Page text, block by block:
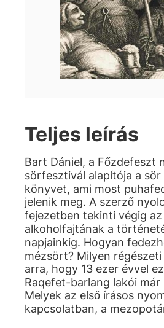
Teljes leírás
Bart Dániel, a Főzdefeszt
sörfesztivál alapítója a
könyvet, ami most
jelenik meg. A szerző
fejezetben tekinti végig
alkoholfajtának a
napjainkig. Hogyan
mézsört? Milyen
arra, hogy 13 ezer évvel
Raqefet-barlang lakói
Melyek az első írásos
kapcsolatban, a